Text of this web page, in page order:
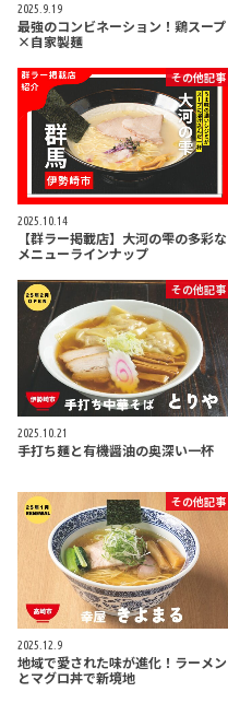
2025.9.19
最強のコンビネーション！鶏スープ
×自家製麺
その他記事
2025.10.14
【群ラー掲載店】大河の雫の多彩な
メニューラインナップ
その他記事
2025.10.21
手打ち麺と有機醤油の奥深い一杯
その他記事
2025.12.9
地域で愛された味が進化！ラーメン
とマグロ丼で新境地